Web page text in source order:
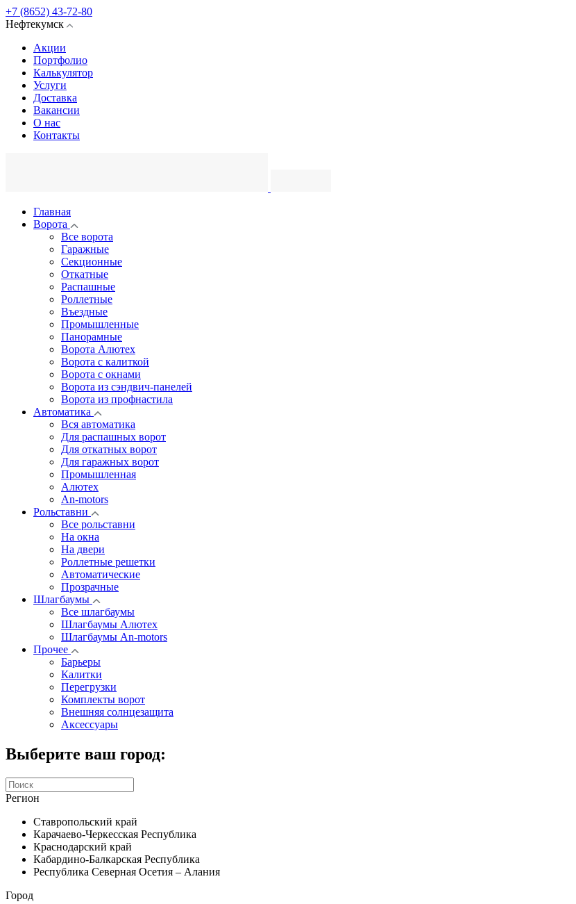
+7 (8652) 43-72-80
Нефтекумск
Акции
Портфолио
Калькулятор
Услуги
Доставка
Вакансии
О нас
Контакты
Главная
Ворота
Все ворота
Гаражные
Секционные
Откатные
Распашные
Роллетные
Въездные
Промышленные
Панорамные
Ворота Алютех
Ворота с калиткой
Ворота c окнами
Ворота из сэндвич-панелей
Ворота из профнастила
Автоматика
Вся автоматика
Для распашных ворот
Для откатных ворот
Для гаражных ворот
Промышленная
Алютех
An-motors
Рольставни
Все рольставни
На окна
На двери
Роллетные решетки
Автоматические
Прозрачные
Шлагбаумы
Все шлагбаумы
Шлагбаумы Алютех
Шлагбаумы An-motors
Прочее
Барьеры
Калитки
Перегрузки
Комплекты ворот
Внешняя солнцезащита
Аксессуары
Выберите ваш город:
Регион
Ставропольский край
Карачаево-Черкесская Республика
Краснодарский край
Кабардино-Балкарская Республика
Республика Северная Осетия – Алания
Город